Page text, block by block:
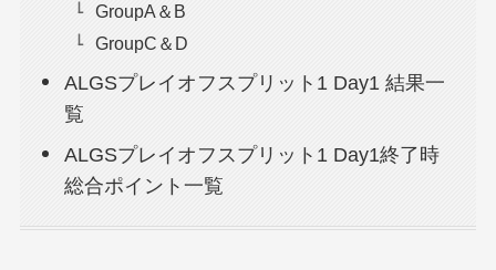
GroupA＆B
GroupC＆D
ALGSプレイオフスプリット1 Day1 結果一
覧
ALGSプレイオフスプリット1 Day1終了時
総合ポイント一覧